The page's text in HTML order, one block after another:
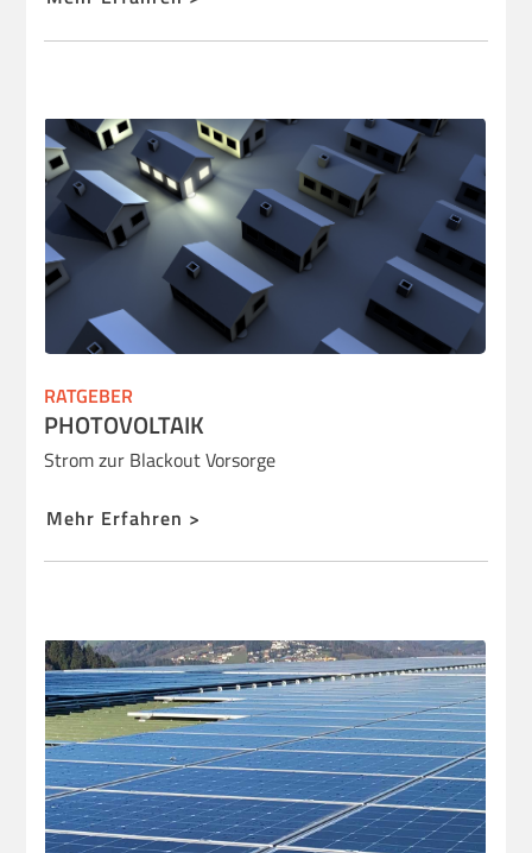
RATGEBER
PHOTOVOLTAIK
Strom zur Blackout Vorsorge
Mehr Erfahren >